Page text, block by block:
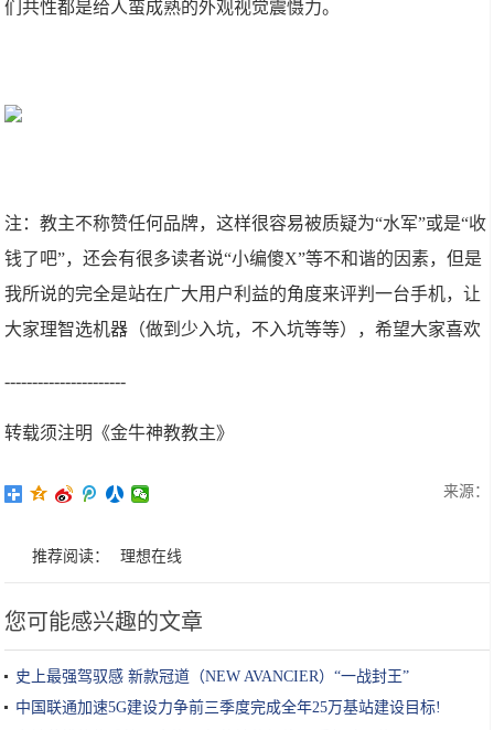
们共性都是给人蛮成熟的外观视觉震慑力。
注：教主不称赞任何品牌，这样很容易被质疑为“水军”或是“收
钱了吧”，还会有很多读者说“小编傻X”等不和谐的因素，但是
我所说的完全是站在广大用户利益的角度来评判一台手机，让
大家理智选机器（做到少入坑，不入坑等等），希望大家喜欢
----------------------
转载须注明《金牛神教教主》
来源：
推荐阅读： 理想在线
您可能感兴趣的文章
史上最强驾驭感 新款冠道（NEW AVANCIER）“一战封王”
中国联通加速5G建设力争前三季度完成全年25万基站建设目标!